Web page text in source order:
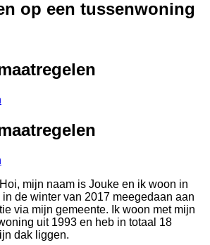
op een tussenwoning
Hoi, mijn naam is Jouke en ik woon in
de winter van 2017 meegedaan aan
via mijn gemeente. Ik woon met mijn
uit 1993 en heb in totaal 18
dak liggen.